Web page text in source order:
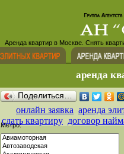
Аренда квартир в Москве. Снять
аренда
Поделиться…
онлайн заявка аренда
сдать квартиру договор
Метро: